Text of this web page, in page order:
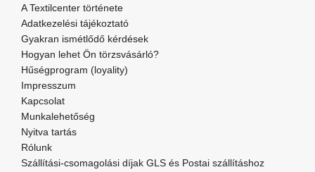
A Textilcenter története
Adatkezelési tájékoztató
Gyakran ismétlődő kérdések
Hogyan lehet Ön törzsvásárló?
Hűségprogram (loyality)
Impresszum
Kapcsolat
Munkalehetőség
Nyitva tartás
Rólunk
Szállítási-csomagolási díjak GLS és Postai szállításhoz